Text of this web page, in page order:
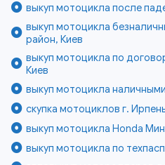
выкуп мотоцикла после
выкуп мотоцикла
район, Киев
выкуп мотоцикла по
Киев
выкуп мотоцикла
скупка мотоциклов г.
выкуп мотоцикла Honda
выкуп мотоцикла по